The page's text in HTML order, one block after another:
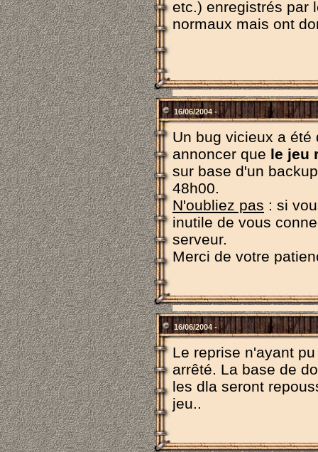
etc.) enregistrés par
normaux mais ont
16/06/2004 -
Un bug vicieux a
annoncer que le jeu
sur base d'un
48h00.
N'oubliez pas : si
inutile de vous
serveur.
Merci de votre
16/06/2004 -
Le reprise n'ayant
arrêté. La base de
les dla seront
jeu..